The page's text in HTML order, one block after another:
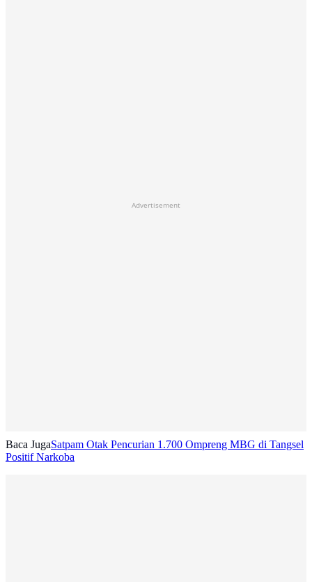
Advertisement
Baca JugaSatpam Otak Pencurian 1.700 Ompreng MBG di Tangsel
Positif Narkoba